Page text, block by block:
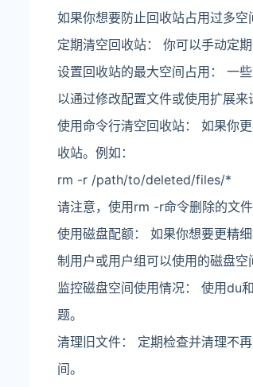
如果你想要防止回收站占用过多空
定期清空回收站： 你可以手动定
设置回收站的最大空间占用： 一
以通过修改配置文件或使用扩展来
使用命令行清空回收站： 如果你
收站。例如：
rm -r /path/to/deleted/files/*
请注意，使用rm -r命令删除的文
使用磁盘配额： 如果你想要更精
制用户或用户组可以使用的磁盘空
监控磁盘空间使用情况： 使用du
题。
清理旧文件： 定期检查并清理不
间。